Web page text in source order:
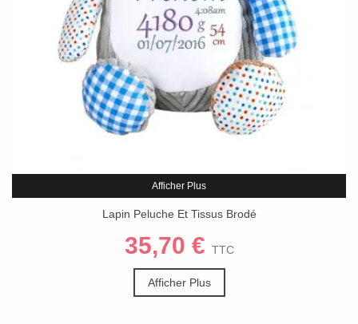
Afficher Plus
Lapin Peluche Et Tissus Brodé
35,70 € TTC
Afficher Plus